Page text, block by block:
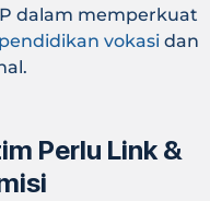
dalam memperkuat
pendidikan vokasi dan
Perlu Link &